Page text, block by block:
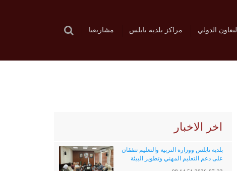
التعاون الدولي مراكز بلدية نابلس مشاريعنا
اخر الاخبار
بلدية نابلس ووزارة التربية والتعليم تتفقان
على دعم التعليم المهني وتطوير البيئة